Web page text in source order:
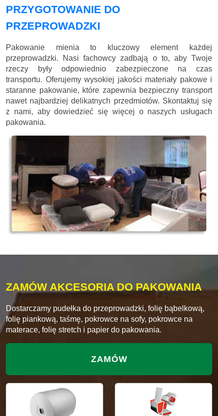
PRZYGOTOWANIE DO
PRZEPROWADZKI
Pakowanie mienia to kluczowy element każdej
przeprowadzki. Nasi fachowcy zadbają o to, aby Twoje
rzeczy były odpowiednio zabezpieczone na czas
transportu. Oferujemy wysokiej jakości materiały pakowe i
staranne pakowanie, które zapewnia bezpieczny transport
nawet najbardziej delikatnych przedmiotów. Skontaktuj się
z nami, aby dowiedzieć się więcej o naszych usługach
pakowania.
ZAMÓW AKCESORIA DO PAKOWANIA
Dostarczamy pudełka do przeprowadzki, folię bąbelkową,
folię piankową, taśmę, pokrowce na sofy, pokrowce na
materace, folię stretch i papier do pakowania.
ZAMÓW